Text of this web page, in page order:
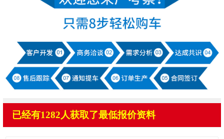
已经有1282人获取了最低报价资料